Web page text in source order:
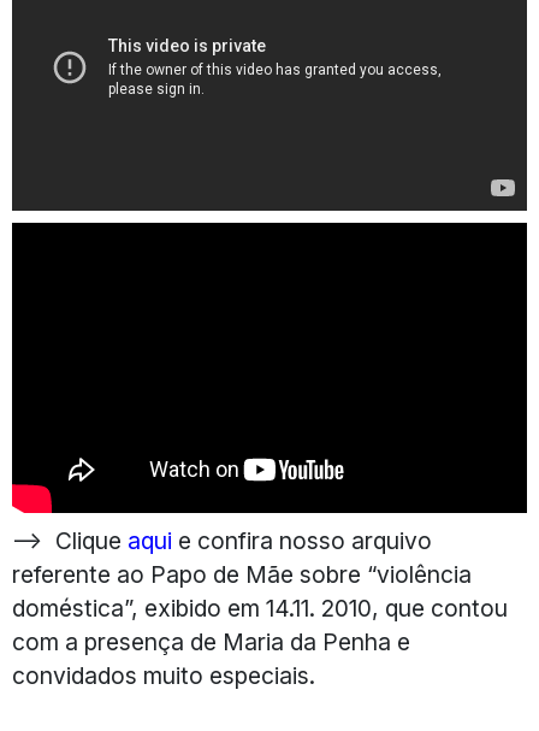
—-> Clique aqui e confira nosso arquivo
referente ao Papo de Mãe sobre “violência
doméstica”, exibido em 14.11. 2010, que contou
com a presença de Maria da Penha e
convidados muito especiais.